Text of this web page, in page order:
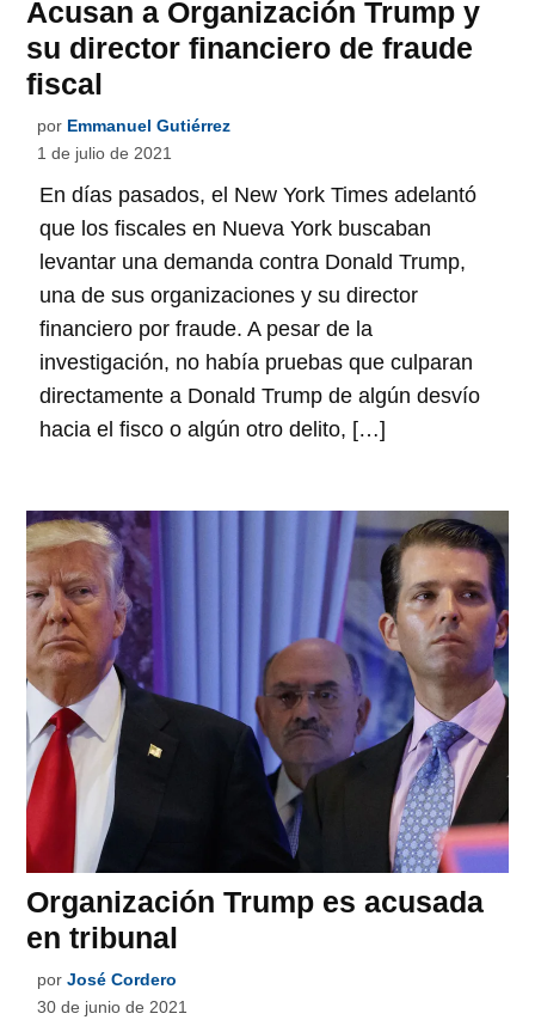
Acusan a Organización Trump y
su director financiero de fraude
fiscal
por Emmanuel Gutiérrez
1 de julio de 2021
En días pasados, el New York Times adelantó
que los fiscales en Nueva York buscaban
levantar una demanda contra Donald Trump,
una de sus organizaciones y su director
financiero por fraude. A pesar de la
investigación, no había pruebas que culparan
directamente a Donald Trump de algún desvío
hacia el fisco o algún otro delito, […]
Organización Trump es acusada
en tribunal
por José Cordero
30 de junio de 2021